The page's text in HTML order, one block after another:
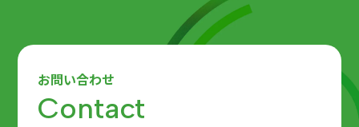
お問い合わせ
Contact